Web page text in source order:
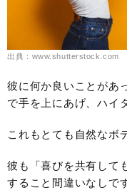
出典：www.shutterstock.com
彼に何か良いことがあ
で手を上にあげ、ハイ
これもとても自然なボ
彼も「喜びを共有して
すること間違いなしで